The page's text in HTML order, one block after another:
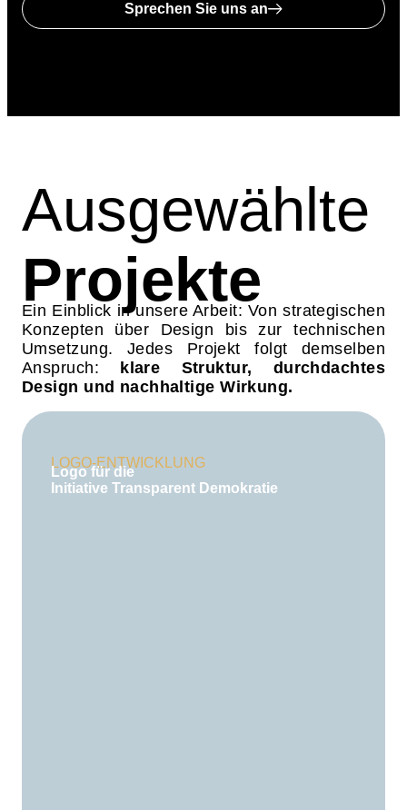
Sprechen Sie uns an
Ausgewählte
Projekte
Ein Einblick in unsere Arbeit: Von strategischen
Konzepten über Design bis zur technischen
Umsetzung. Jedes Projekt folgt demselben
Anspruch: klare Struktur, durchdachtes
Design und nachhaltige Wirkung.
LOGO-ENTWICKLUNG
Logo für die
Initiative Transparent Demokratie